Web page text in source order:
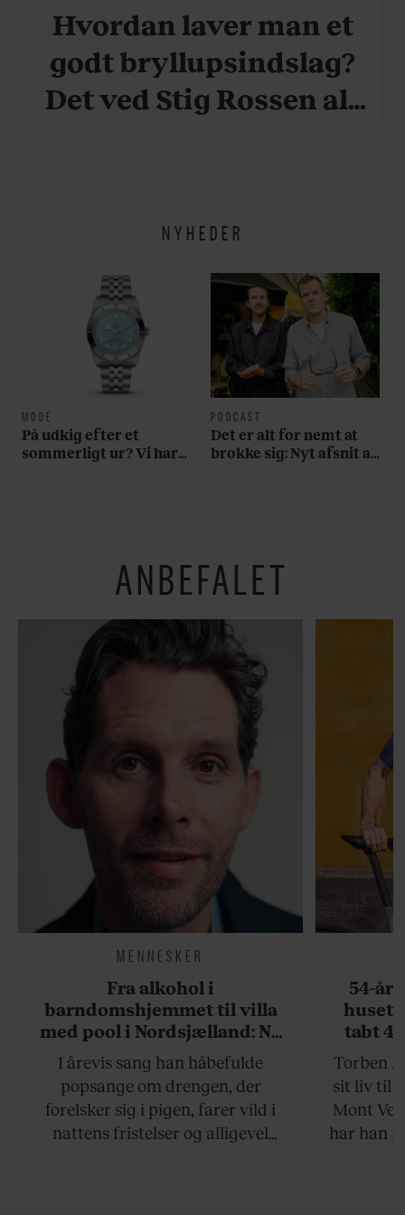
Hvordan laver man et
godt bryllupsindslag?
Det ved Stig Rossen alt
NYHEDER
MODE
På udkig efter et
sommerligt ur? Vi har
PODCAST
Det er alt for nemt at
brokke sig: Nyt afsnit af
ANBEFALET
MENNESKER
Fra alkohol i
barndomshjemmet til villa
med pool i Nordsjælland: Nu
skal du høre sandheden om
Rasmus Seebach
I årevis sang han håbefulde
popsange om drengen, der
forelsker sig i pigen, farer vild i
nattens fristelser og alligevel
54-
huset
tabt
Torben
sit liv til
Mont
har han